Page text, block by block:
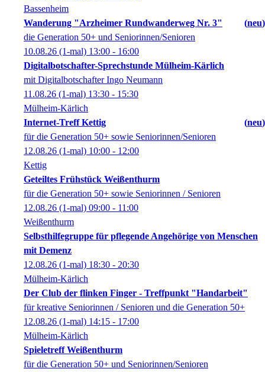
Bassenheim
Wanderung "Arzheimer Rundwanderweg Nr. 3"
neu
die Generation 50+ und Seniorinnen/Senioren
10.08.26 (1-mal) 13:00 - 16:00
Digitalbotschafter-Sprechstunde Mülheim-Kärlich
mit Digitalbotschafter Ingo Neumann
11.08.26 (1-mal) 13:30 - 15:30
Mülheim-Kärlich
Internet-Treff Kettig
neu
für die Generation 50+ sowie Seniorinnen/Senioren
12.08.26 (1-mal) 10:00 - 12:00
Kettig
Geteiltes Frühstück Weißenthurm
für die Generation 50+ sowie Seniorinnen / Senioren
12.08.26 (1-mal) 09:00 - 11:00
Weißenthurm
Selbsthilfegruppe für pflegende Angehörige von Menschen
mit Demenz
12.08.26 (1-mal) 18:30 - 20:30
Mülheim-Kärlich
Der Club der flinken Finger - Treffpunkt "Handarbeit"
für kreative Seniorinnen / Senioren und die Generation 50+
12.08.26 (1-mal) 14:15 - 17:00
Mülheim-Kärlich
Spieletreff Weißenthurm
für die Generation 50+ und Seniorinnen/Senioren